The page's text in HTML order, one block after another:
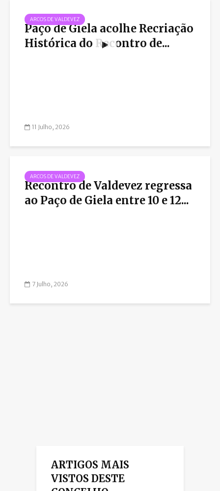
ARCOS DE VALDEVEZ
Paço de Giela acolhe Recriação
Histórica do Recontro de...
11 Julho, 2026
ARCOS DE VALDEVEZ
Recontro de Valdevez regressa
ao Paço de Giela entre 10 e 12...
7 Julho, 2026
ARTIGOS MAIS
VISTOS DESTE